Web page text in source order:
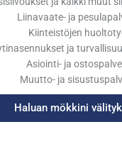
Liinavaate- ja
Kiinteistöjen
ja
Asiointi- ja
Muutto- ja
Haluan mökkini